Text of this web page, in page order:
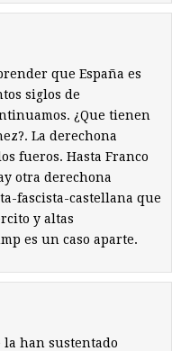
que España es
siglos de
¿Que tienen
La derechona
fueros. Hasta Franco
otra derechona
fascista-castellana que
y altas
es un caso aparte.
la han sustentado